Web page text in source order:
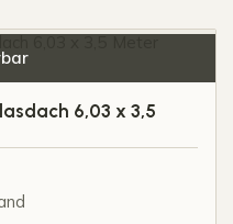
6,03 x 3,5